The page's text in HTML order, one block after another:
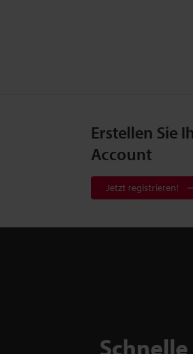
Erstellen Sie
Account
Jetzt registrieren!